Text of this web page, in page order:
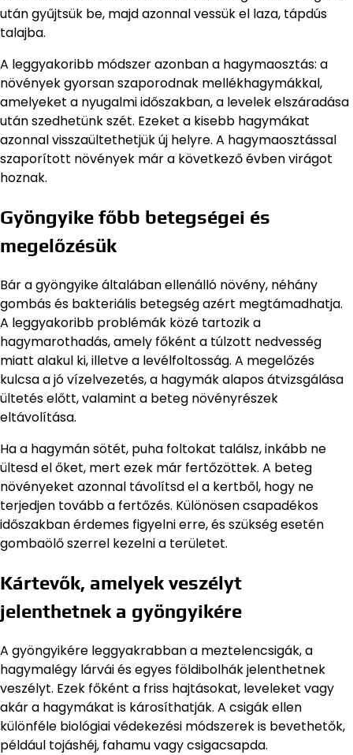
után gyűjtsük be, majd azonnal vessük el laza, tápdús
talajba.
A leggyakoribb módszer azonban a hagymaosztás: a
növények gyorsan szaporodnak mellékhagymákkal,
amelyeket a nyugalmi időszakban, a levelek elszáradása
után szedhetünk szét. Ezeket a kisebb hagymákat
azonnal visszaültethetjük új helyre. A hagymaosztással
szaporított növények már a következő évben virágot
hoznak.
Gyöngyike főbb betegségei és
megelőzésük
Bár a gyöngyike általában ellenálló növény, néhány
gombás és bakteriális betegség azért megtámadhatja.
A leggyakoribb problémák közé tartozik a
hagymarothadás, amely főként a túlzott nedvesség
miatt alakul ki, illetve a levélfoltosság. A megelőzés
kulcsa a jó vízelvezetés, a hagymák alapos átvizsgálása
ültetés előtt, valamint a beteg növényrészek
eltávolítása.
Ha a hagymán sötét, puha foltokat találsz, inkább ne
ültesd el őket, mert ezek már fertőzöttek. A beteg
növényeket azonnal távolítsd el a kertből, hogy ne
terjedjen tovább a fertőzés. Különösen csapadékos
időszakban érdemes figyelni erre, és szükség esetén
gombaölő szerrel kezelni a területet.
Kártevők, amelyek veszélyt
jelenthetnek a gyöngyikére
A gyöngyikére leggyakrabban a meztelencsigák, a
hagymalégy lárvái és egyes földibolhák jelenthetnek
veszélyt. Ezek főként a friss hajtásokat, leveleket vagy
akár a hagymákat is károsíthatják. A csigák ellen
különféle biológiai védekezési módszerek is bevethetők,
például tojáshéj, fahamu vagy csigacsapda.